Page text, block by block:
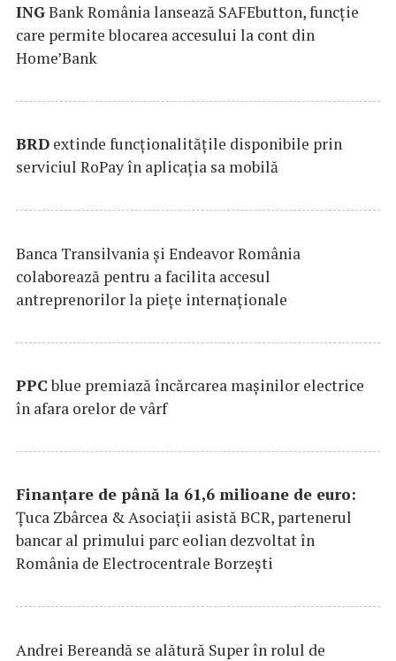
INGBank România lansează SAFEbutton, funcţie
care permite blocarea accesului la cont din
Home’Bank
BRD extinde funcţionalităţile disponibile prin
serviciul RoPay în aplicaţia sa mobilă
Banca Transilvania şi Endeavor România
colaborează pentru a facilita accesul
antreprenorilor la pieţe internaţionale
PPCblue premiază încărcarea maşinilor electrice
în afara orelor de vârf
Finanțare de până la 61,6 milioane de euro:
Țuca Zbârcea & Asociații asistă BCR, partenerul
bancar al primului parc eolian dezvoltat în
România de Electrocentrale Borzești
Andrei Bereandă se alătură Super în rolul de